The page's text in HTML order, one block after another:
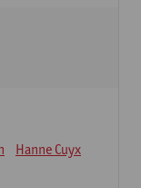
Hanne Cuyx